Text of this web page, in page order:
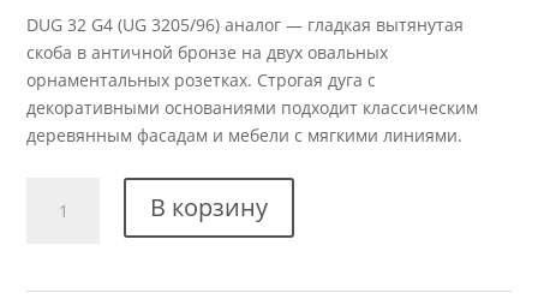
DUG 32 G4 (UG 3205/96) аналог — гладкая вытянутая
скоба в античной бронзе на двух овальных
орнаментальных розетках. Строгая дуга с
декоративными основаниями подходит классическим
деревянным фасадам и мебели с мягкими линиями.
товара
В корзину